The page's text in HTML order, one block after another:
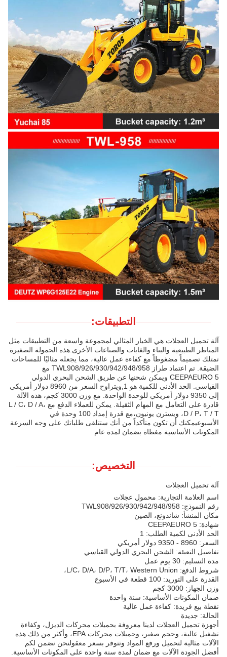
التطبيقات:
آلة تحميل العجلات هي الخيار المثالي لمجموعة واسعة من التطبيقات مثل
المناظر الطبيعية والبناء والغابات والصناعات الأخرى.هذه الحمولة الصغيرة
تمتلك تصميماً مضغوطاً مع كفاءة عمل عالية، مما يجعله مثاليًا للمساحات
الضيقة. تم اعتماد طراز TWL908/926/930/942/948/958 مع
CEEPAEURO 5 ويمكن شحنها عن طريق الشحن البحري الدولي
القياسي. الحد الأدنى للكمية هو 1,ويتراوح السعر من 8960 دولار أمريكي
إلى 9350 دولار أمريكي للوحدة الواحدة. مع وزن 3000 كجم، هذه الآلة
قادرة على التعامل مع المهام الثقيلة. يمكن للعملاء الدفع مع L / C، D / A،
D / P، T / T، ويسترن يونيون،مع قدرة إمداد 100 وحدة في
الأسبوعيمكنك أن تكون متأكداً من أنك ستتلقى طلباتك على وجه السرعة
المكونات الأساسية مغطاة بضمان لمدة عام
التخصيص:
آلة تحميل العجلات
اسم العلامة التجارية: محمول عجلات
رقم النموذج: TWL908/926/930/942/948/958
مكان المنشأ: شاندونغ، الصين
شهادة: CEEPAEURO 5
الحد الأدنى لكمية الطلب: 1
السعر: 8960 - 9350 دولار أمريكي
تفاصيل التعبئة: الشحن البحري الدولي القياسي
مدة التسليم: 30 يوم عمل
شروط الدفع: L/C، D/A، D/P، T/T، Western Union،
القدرة على التوريد: 100 قطعة في الأسبوع
وزن الجهاز: 3000 كجم
ضمان المكونات الأساسية: سنة واحدة
نقطة بيع فريدة: كفاءة عمل عالية
الحالة: جديدة
أجهزة تحميل العجلات لدينا معروفة بحميلات محركات الديزل، وكفاءة
تشغيل عالية، وحجم صغير، وحميلات محركات EPA، وأكثر من ذلك.هذه
الآلات مثالية لتحميل ورفع المواد وتتوفر بسعر معقولنحن نضمن لكم
أفضل الجودة الآلات مع ضمان لمدة سنة واحدة على المكونات الأساسية.